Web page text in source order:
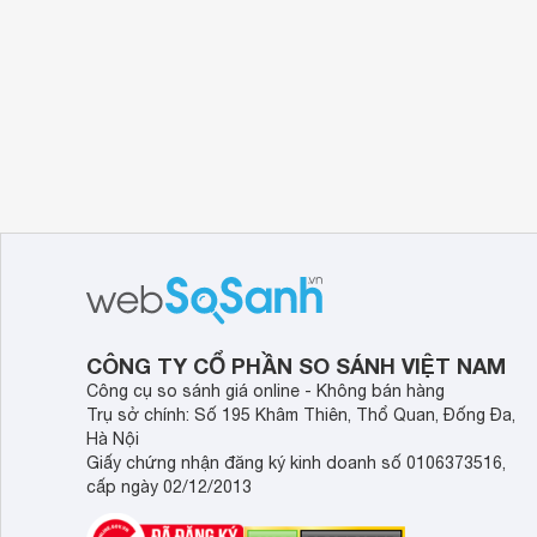
AI
AI
Bộ xử lý
CÔNG TY CỔ PHẦN SO SÁNH VIỆT NAM
Công cụ so sánh giá online - Không bán hàng
Trụ sở chính: Số 195 Khâm Thiên, Thổ Quan, Đống Đa,
Hà Nội
Giấy chứng nhận đăng ký kinh doanh số 0106373516,
cấp ngày 02/12/2013